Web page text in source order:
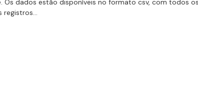
dados estão disponíveis no formato csv, com todos os